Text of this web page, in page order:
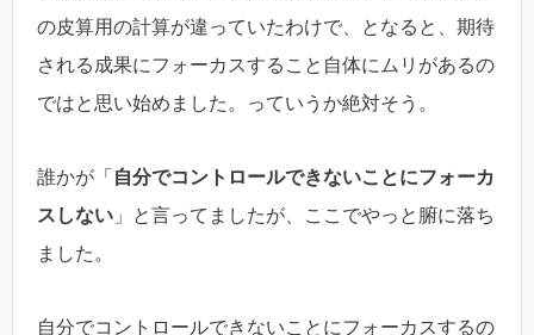
の皮算用の計算が違っていたわけで、となると、期待
される成果にフォーカスすること自体にムリがあるの
ではと思い始めました。っていうか絶対そう。
誰かが「 自分でコントロールできないことにフォーカ
スしない 」と言ってましたが、ここでやっと腑に落ち
ました。
自分でコントロールできないことにフォーカスするの